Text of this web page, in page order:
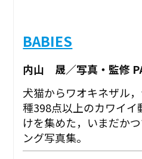
BABIES
内山 晟／写真・監修
犬猫からワオキネザル
種398点以上のカワイイ
けを集めた，いまだか
ング写真集。